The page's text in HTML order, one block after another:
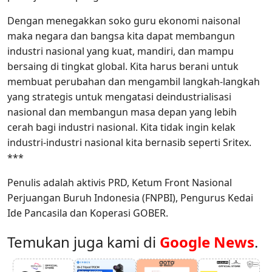
Dengan menegakkan soko guru ekonomi naisonal
maka negara dan bangsa kita dapat membangun
industri nasional yang kuat, mandiri, dan mampu
bersaing di tingkat global. Kita harus berani untuk
membuat perubahan dan mengambil langkah-langkah
yang strategis untuk mengatasi deindustrialisasi
nasional dan membangun masa depan yang lebih
cerah bagi industri nasional. Kita tidak ingin kelak
industri-industri nasional kita bernasib seperti Sritex.
***
Penulis adalah aktivis PRD, Ketum Front Nasional
Perjuangan Buruh Indonesia (FNPBI), Pengurus Kedai
Ide Pancasila dan Koperasi GOBER.
Temukan juga kami di Google News.